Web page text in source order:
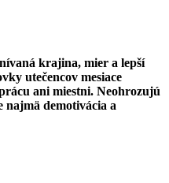
krajina, mier a lepší
utečencov mesiace
ani miestni. Neohrozujú
najmä demotivácia a